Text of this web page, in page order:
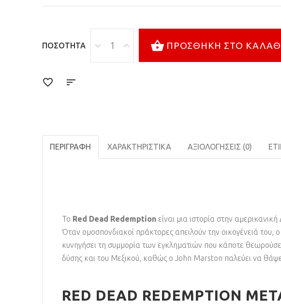
ΠΟΣΌΤΗΤΑ ΠΡΟΣΘΉΚΗ ΣΤΟ
ΠΕΡΙΓΡΑΦΉ ΧΑΡΑΚΤΗΡΙΣΤΙΚΆ ΑΞΙΟΛΟΓΉΣΕΙΣ (0)
Το Red Dead Redemption είναι μια ιστορία στην
Όταν ομοσπονδιακοί πράκτορες απειλούν την οικογένειά
κυνηγήσει τη συμμορία των εγκληματιών που κάποτε
δύσης και του Μεξικού, καθώς ο John Marston παλεύει να
RED DEAD REDEMPTION